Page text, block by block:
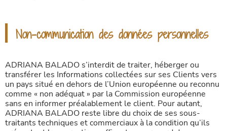
Non-communication des données personnelles
ADRIANA BALADO s’interdit de traiter, héberger ou
transférer les Informations collectées sur ses Clients vers
un pays situé en dehors de l’Union européenne ou reconnu
comme « non adéquat » par la Commission européenne
sans en informer préalablement le client. Pour autant,
ADRIANA BALADO reste libre du choix de ses sous-
traitants techniques et commerciaux à la condition qu’ils